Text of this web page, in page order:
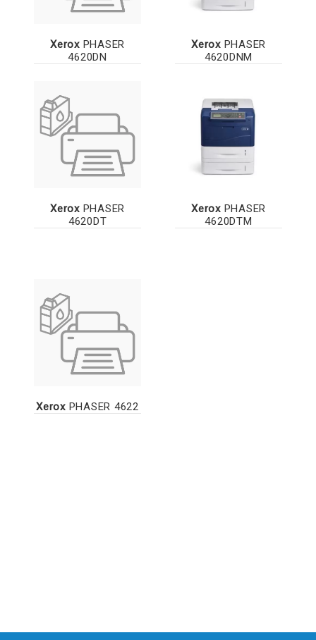
XeroxPHASER
4620DN
XeroxPHASER
4620DNM
XeroxPHASER
4620DT
XeroxPHASER
4620DTM
XeroxPHASER 4622